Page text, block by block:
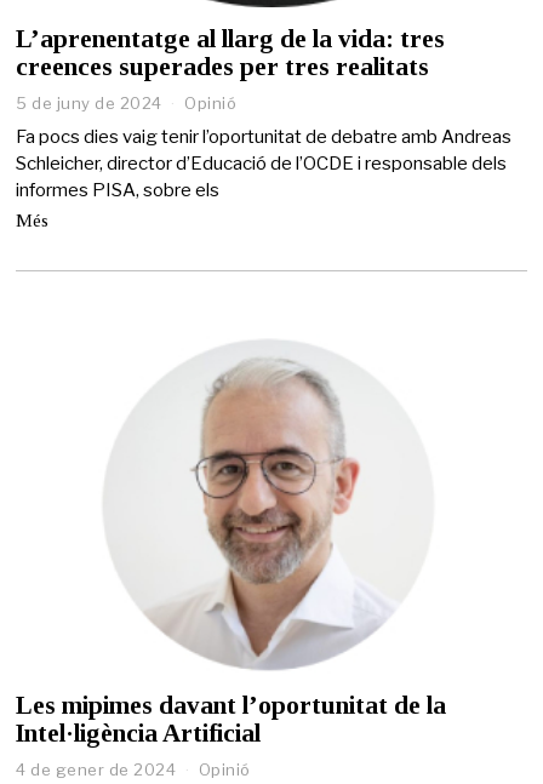
L’aprenentatge al llarg de la vida: tres
creences superades per tres realitats
5 de juny de 2024 5
d
e
j
u
e
Opinió
Fa pocs dies vaig tenir l’oportunitat de debatre amb Andreas
Schleicher, director d’Educació de l’OCDE i responsable dels
informes PISA, sobre els
Més
Les mipimes davant l’oportunitat de la
Intel·ligència Artificial
4 de gener de 2024 Opinió